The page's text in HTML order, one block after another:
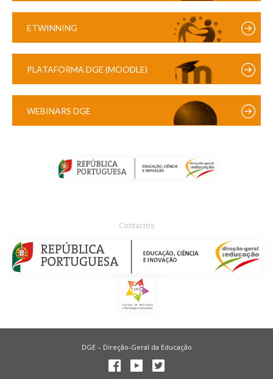
ETWINNING
PLATAFORMA DGE (MOODLE)
WEBINARS DGE
Contactos
DGE – Direção-Geral da Educação